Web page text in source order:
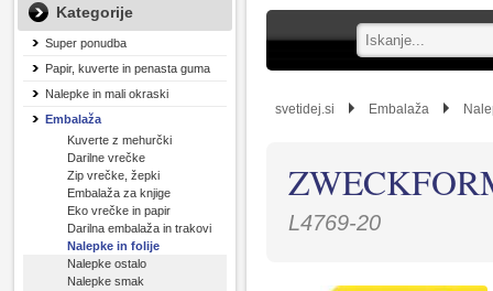
Kategorije
Super ponudba
Papir, kuverte in penasta guma
Nalepke in mali okraski
Embalaža
Kuverte z mehurčki
Darilne vrečke
Zip vrečke, žepki
Embalaža za knjige
Eko vrečke in papir
Darilna embalaža in trakovi
Nalepke in folije
Nalepke ostalo
Nalepke smak
svetidej.si Embalaža
L4769-20